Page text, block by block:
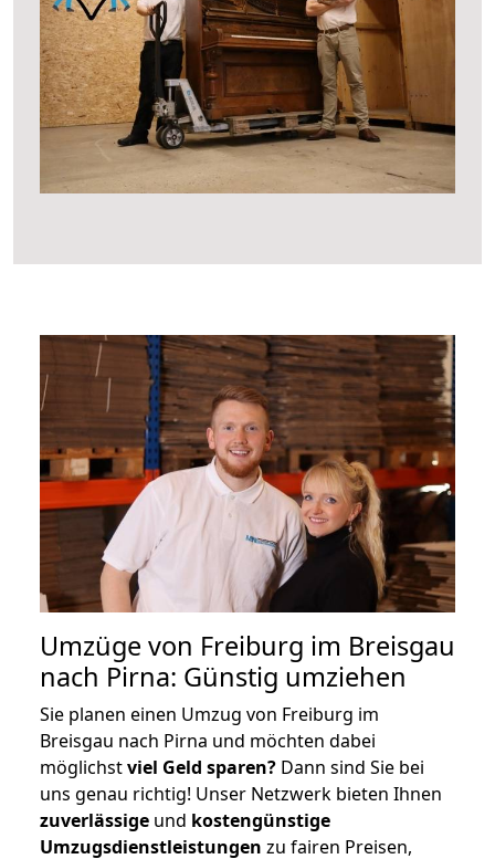
Umzüge von Freiburg im Breisgau
nach Pirna: Günstig umziehen
Sie planen einen Umzug von Freiburg im
Breisgau nach Pirna und möchten dabei
möglichstviel Geld sparen? Dann sind Sie bei
uns genau richtig! Unser Netzwerk bieten Ihnen
zuverlässige und kostengünstige
Umzugsdienstleistungen zu fairen Preisen,